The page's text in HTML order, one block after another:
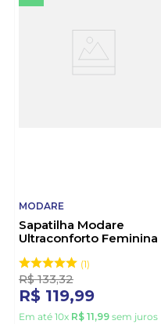
MODARE
Sapatilha Modare
Ultraconforto Feminina
Marrom
1
R$ 133,32
R$ 119,99
Em até 10x R$ 11,99 sem juros